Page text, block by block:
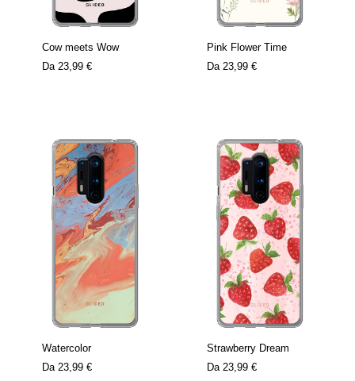
Cow meets Wow
Da 23,99 €
Pink Flower Time
Da 23,99 €
Watercolor
Da 23,99 €
Strawberry Dream
Da 23,99 €